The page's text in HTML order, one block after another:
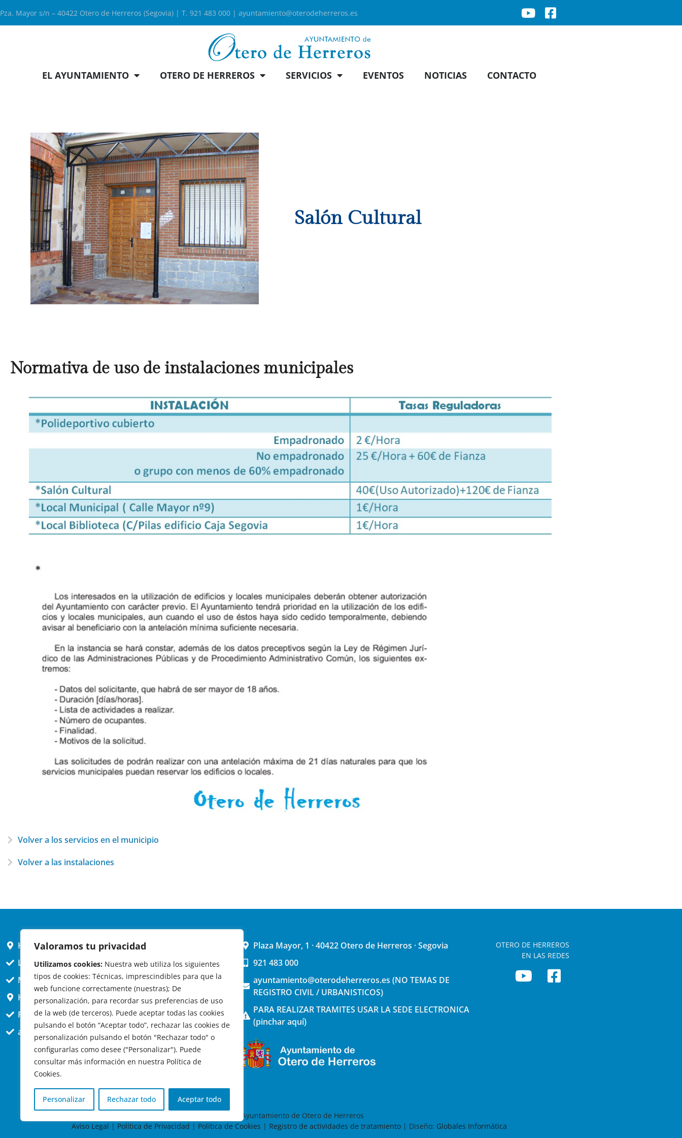
Valoramos tu privacidad
Utilizamos cookies: Nuestra web utiliza los siguientes
tipos de cookies: Técnicas, imprescindibles para que la
web funcione correctamente (nuestras); De
personalización, para recordar sus preferencias de uso
de la web (de terceros). Puede aceptar todas las cookies
pulsando el botón “Aceptar todo”, rechazar las cookies de
personalización pulsando el botón "Rechazar todo" o
configurarlas como desee ("Personalizar"). Puede
consultar más información en nuestra Política de
Cookies.
Personalizar Rechazar todo Aceptar todo
Pza. Mayor s/n – 40422 Otero de Herreros (Segovia) | T. 921 483 000 | ayuntamiento@oterodeherreros.es
EL AYUNTAMIENTO OTERO DE HERREROS SERVICIOS EVENTOS NOTICIAS CONTACTO
Salón Cultural
Normativa de uso de instalaciones municipales
Volver a los servicios en el municipio
Volver a las instalaciones
HORARIO AYUNTAMIENTO
L,X,J,V 9 a 14h
MARTES cerrado atención presencial
HORARIO ARQUITECTO
Presencial jueves 12h a 14:30
att. telefónica jueves 10 a 14:30h.
Plaza Mayor, 1 · 40422 Otero de Herreros · Segovia
921 483 000
ayuntamiento@oterodeherreros.es (NO TEMAS DE
REGISTRO CIVIL / URBANISTICOS)
PARA REALIZAR TRAMITES USAR LA SEDE ELECTRONICA
(pinchar aquí)
OTERO DE HERREROS
EN LAS REDES
© 2026 Ayuntamiento de Otero de Herreros
Aviso Legal | Política de Privacidad | Política de Cookies | Registro de actividades de tratamiento | Diseño: Globales Informática